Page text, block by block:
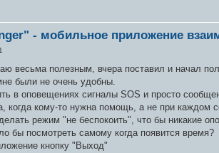
- мобильное приложение
весьма полезным, вчера поставил и начал
были не очень удобны.
в оповещениях сигналы SOS и просто
когда кому-то нужна помощь, а не при каждом
режим "не беспокоить", что бы никакие
бы посмотреть самому когда появится время?
кнопку "Выход"